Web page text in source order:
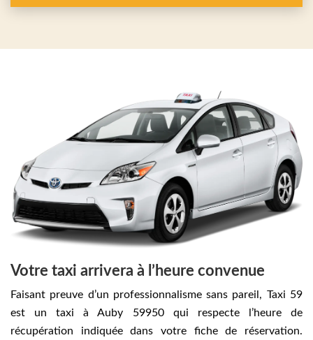
Votre taxi arrivera à l’heure convenue
Faisant preuve d’un professionnalisme sans pareil, Taxi 59
est un taxi à Auby 59950 qui respecte l’heure de
récupération indiquée dans votre fiche de réservation.